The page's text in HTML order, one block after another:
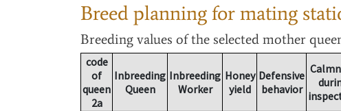
Breed planning for mating
Breeding values of the selected mother
code
of
queen
2a
Inbreeding
Queen
Inbreeding
Worker
Honey
yield
Defensive
behavior